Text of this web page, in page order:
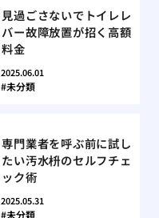
見過ごさないでトイレレ
バー故障放置が招く高額
料金
2025.06.01
未分類
専門業者を呼ぶ前に試し
たい汚水枡のセルフチェ
ック術
2025.05.31
未分類